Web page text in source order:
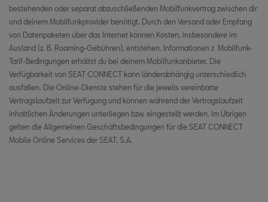
Norwegen
Polen
Portugal
Rumänien
Serbien
Schweden
bestehenden oder separat abzuschließenden Mobilfunkvertrag zwischen dir
und deinem Mobilfunkprovider benötigt. Durch den Versand oder Empfang
von Datenpaketen über das Internet können Kosten, insbesondere im
Ausland (z. B. Roaming-Gebühren), entstehen. Informationen z Mobilfunk-
Tarif-Bedingungen erhältst du bei deinem Mobilfunkanbieter. Die
Verfügbarkeit von SEAT CONNECT kann länderabhängig unterschiedlich
ausfallen. Die Online-Dienste stehen für die jeweils vereinbarte
Vertragslaufzeit zur Verfügung und können während der Vertragslaufzeit
inhaltlichen Änderungen unterliegen bzw. eingestellt werden. Im Übrigen
gelten die Allgemeinen Geschäftsbedingungen für die SEAT CONNECT
Mobile Online Services der SEAT, S.A.